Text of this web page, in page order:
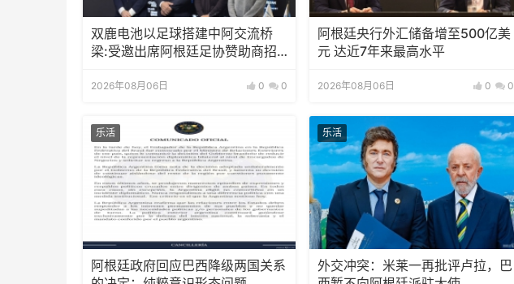
双鹿电池以足球搭建中阿交流桥
梁:受邀出席阿根廷足协赞助商招
2026年08月06日 0 0
阿根廷央行外汇储备增至500亿美
元 达近7年来最高水平
2026年08月06日 0 0
乐活
阿根廷政府回应巴西降级两国关系
乐活
外交冲突：米莱一再批评卢拉，巴